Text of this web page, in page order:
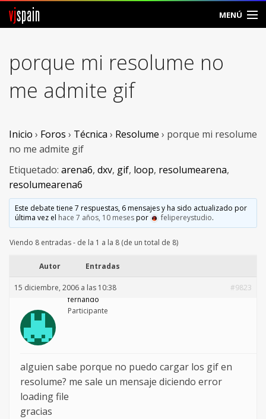
vjspain MENÚ
Foros
Noticias
Vjspain
Ayuda
Contacto
Entrar
Crear Cuenta
porque mi resolume no
me admite gif
Inicio › Foros › Técnica › Resolume › porque mi resolume
no me admite gif
Etiquetado: arena6, dxv, gif, loop, resolumearena,
resolumearena6
Este debate tiene 7 respuestas, 6 mensajes y ha sido actualizado por
última vez el hace 7 años, 10 mesespor felipereystudio.
Viendo 8 entradas - de la 1 a la 8 (de un total de 8)
Autor Entradas
15 diciembre, 2006 a las 10:38
#9823
fernando
Participante
alguien sabe porque no puedo cargar los gif en
resolume? me sale un mensaje diciendo error
loading file
gracias